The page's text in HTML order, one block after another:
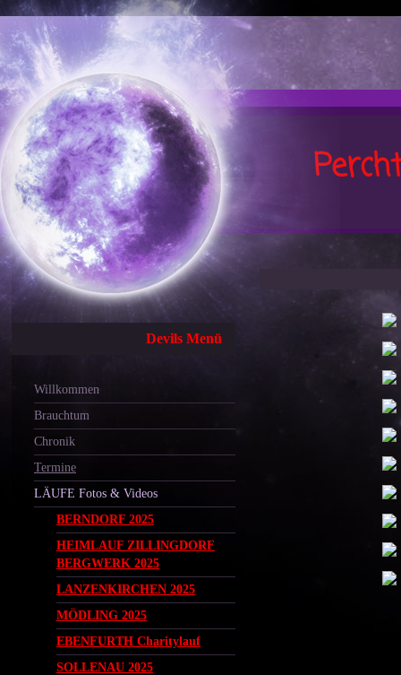
Devils Menü
Willkommen
Brauchtum
Chronik
Termine
LÄUFE Fotos & Videos
BERNDORF 2025
HEIMLAUF ZILLINGDORF
BERGWERK 2025
LANZENKIRCHEN 2025
MÖDLING 2025
EBENFURTH Charitylauf
SOLLENAU 2025